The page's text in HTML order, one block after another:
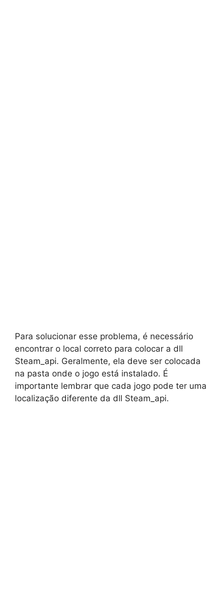
Para solucionar esse problema, é necessário
encontrar o local correto para colocar a dll
Steam_api. Geralmente, ela deve ser colocada
na pasta onde o jogo está instalado. É
importante lembrar que cada jogo pode ter uma
localização diferente da dll Steam_api.